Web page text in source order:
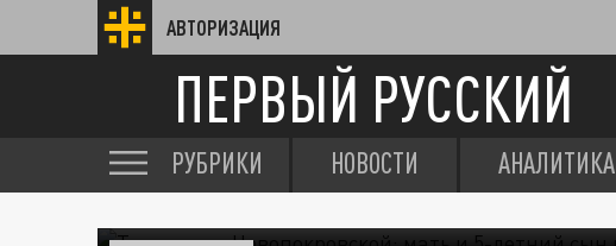
АВТОРИЗАЦИЯ
ПЕРВЫЙ РУССКИЙ
РУБРИКИ НОВОСТИ АНАЛИТИКА